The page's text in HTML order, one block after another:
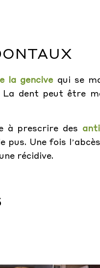
la gencive qui se
dent peut être
à prescrire des
Une fois
récidive.